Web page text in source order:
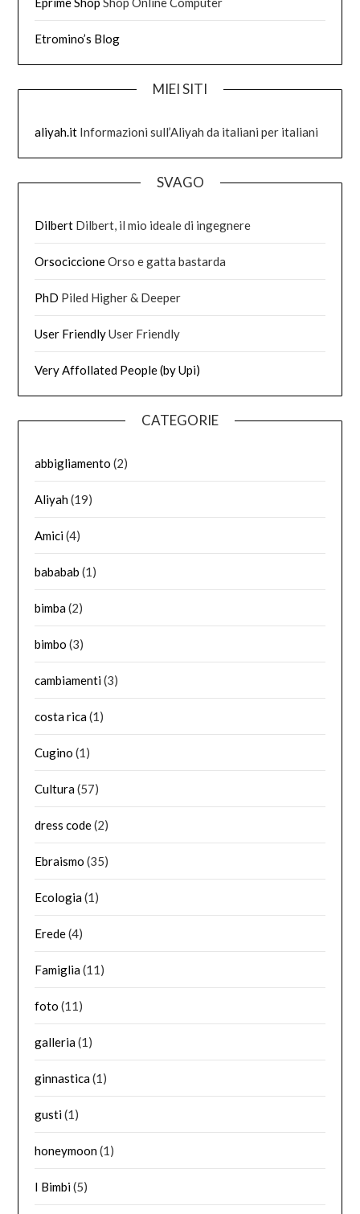
Etromino’s Blog
MIEI SITI
aliyah.it Informazioni sull’Aliyah da italiani per italiani
SVAGO
Dilbert Dilbert, il mio ideale di ingegnere
OrsociccioneOrso e gatta bastarda
PhD Piled Higher & Deeper
User FriendlyUser Friendly
Very Affollated People (by Upi)
CATEGORIE
abbigliamento (2)
Aliyah(19)
Amici(4)
bababab (1)
bimba(2)
bimbo (3)
cambiamenti(3)
costa rica(1)
Cugino (1)
Cultura(57)
dress code(2)
Ebraismo (35)
Ecologia(1)
Erede(4)
Famiglia(11)
foto (11)
galleria(1)
ginnastica(1)
gusti(1)
honeymoon(1)
I Bimbi(5)